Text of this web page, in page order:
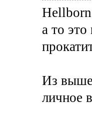
а то
Из выше
личное